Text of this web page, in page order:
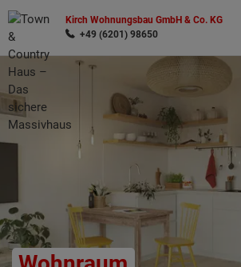
Kirch Wohnungsbau GmbH & Co. KG
+49 (6201) 98650
Wonach möchten Sie suchen?